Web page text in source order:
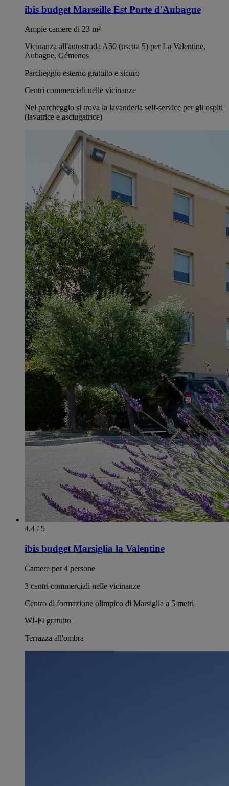
ibis budget Marseille Est Porte d'Aubagne
Ampie camere di 23 m²
Vicinanza all'autostrada A50 (uscita 5) per La Valentine,
Aubagne, Gémenos
Parcheggio esterno gratuito e sicuro
Centri commerciali nelle vicinanze
Nel parcheggio si trova la lavanderia self-service per gli ospiti
(lavatrice e asciugatrice)
4.4 / 5
ibis budget Marsiglia la Valentine
Camere per 4 persone
3 centri commerciali nelle vicinanze
Centro di formazione olimpico di Marsiglia a 5 metri
WI-FI gratuito
Terrazza all'ombra